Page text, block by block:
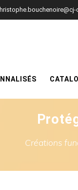
Créations